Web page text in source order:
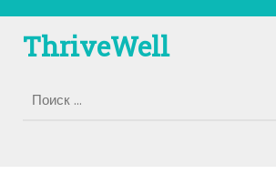
содержимому
ThriveWell